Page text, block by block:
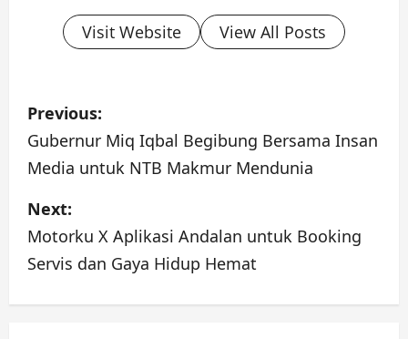
Visit Website View All Posts
P
o
s
t
n
a
Previous:
Gubernur Miq Iqbal Begibung Bersama Insan
Media untuk NTB Makmur Mendunia
Next:
Motorku X Aplikasi Andalan untuk Booking
Servis dan Gaya Hidup Hemat